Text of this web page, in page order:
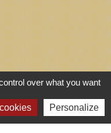
over what you want
Personalize